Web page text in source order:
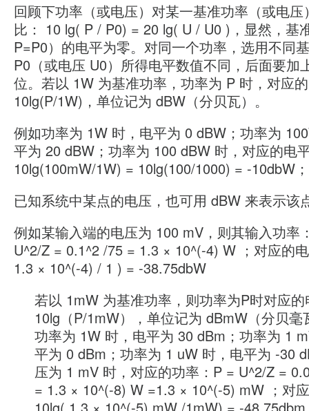
回顾下功率（或电压）对某一基准功率（或电压
比： 10 lg( P / P0) = 20 lg( U / U0 )，显然，基
P=P0）的电平为零。对同一个功率，选用不同
P0（或电压 U0）所得电平数值不同，后面要加
位。若以 1W 为基准功率，功率为 P 时，对应
10lg(P/1W)，单位记为 dBW（分贝瓦）。
例如功率为 1W 时，电平为 0 dBW；功率为
平为 20 dBW；功率为 100 dBW 时，对应的电
10lg(100mW/1W) = 10lg(100/1000) = -10dbW；
已知系统中某点的电压，也可用 dBW 来表示该
例如某输入端的电压为 100 mV，则其输入功率
U^2/Z = 0.1^2 /75 = 1.3 × 10^(-4) W ；对应的
1.3 × 10^(-4) / 1 ) = -38.75dbW
若以 1mW 为基准功率，则功率为P时对应
10lg（P/1mW），单位记为 dBmW（分贝毫
功率为 1W 时，电平为 30 dBm；功率为 1
平为 0 dBm；功率为 1 uW 时，电平为 -30
压为 1 mV 时，对应的功率：P = U^2/Z =
= 1.3 × 10^(-8) W =1.3 × 10^(-5) mW ；对